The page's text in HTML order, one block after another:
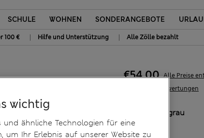
SCHULE WOHNEN SONDERANGEBOTE
100 € | Hilfe und Unterstützung | Alle Zölle bezahlt
2 Bewertungen
€54.00 Alle Preise
Hellgrau
Ausverkauft
wichtig
und ähnliche Technologien für eine
um Ihr Erlebnis auf unserer Website zu